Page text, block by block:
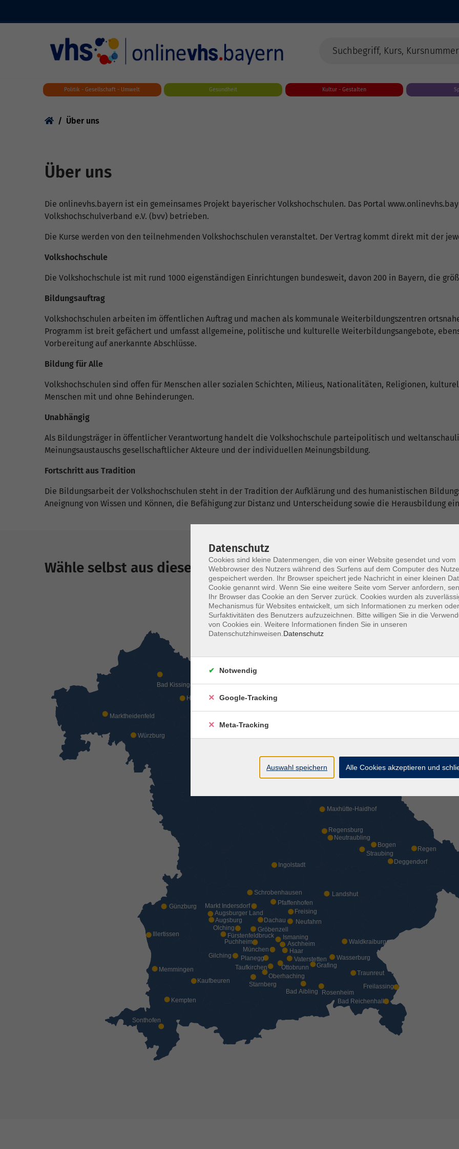
Skip to main content
Politik - Gesellschaft - Umwelt Gesundheit Kultur - Gestalten
You are here:
Über uns
Über uns
Die onlinevhs.bayern ist ein gemeinsames Projekt bayerischer Volkshochschulen. Das Portal
Volkshochschulverband e.V. (bvv) betrieben.
Die Kurse werden von den teilnehmenden Volkshochschulen veranstaltet. Der Vertrag kommt direkt mit der
Volkshochschule
Die Volkshochschule ist mit rund 1000 eigenständigen Einrichtungen bundesweit, davon 200 in Bayern, die
Bildungsauftrag
Volkshochschulen arbeiten im öffentlichen Auftrag und machen als kommunale Weiterbildungszentren
Programm ist breit gefächert und umfasst allgemeine, politische und kulturelle Weiterbildungsangebote,
Vorbereitung auf anerkannte Abschlüsse.
Bildung für Alle
Volkshochschulen sind offen für Menschen aller sozialen Schichten, Milieus, Nationalitäten, Religionen,
Menschen mit und ohne Behinderungen.
Unabhängig
Als Bildungsträger in öffentlicher Verantwortung handelt die Volkshochschule parteipolitisch und
Meinungsaustauschs gesellschaftlicher Akteure und der individuellen Meinungsbildung.
Fortschritt aus Tradition
Die Bildungsarbeit der Volkshochschulen steht in der Tradition der Aufklärung und des humanistischen
Aneignung von Wissen und Können, die Befähigung zur Distanz und Unterscheidung sowie die Herausbildung
Wähle selbst aus dieser Vielzahl von Standorten
Würzburg
Wasserburg
Waldkraiburg
Taufkirchen
Straubing
Schrobenhausen
Rosenheim
Regensburg
Regen
Puchheim
Planegg
Ottobrunn
Neutraubling
München
Memmingen
Maxhütte-Haidhof
Marktheidenfeld
Lauf a. d. Pegnitz
Landshut
Kempten
Kaufbeuren
Ismaning
Illertissen
Herzogenaurach
Haßfurt
Haar
Günzburg
Grafing
Freising
Freilassing
Deggendorf
Bogen
Bad Reichenhall
Augsburger Land
Augsburg
Aschheim
Bad Kissingen
Ingolstadt
Pfaffenhofen
Markt Indersdorf
Neufahrn
Dachau
Gröbenzell
Fürstenfeldbruck
Gilching Vaterstetten
Starnberg
Oberhaching
Sonthofen
Traunreut
Bad Aibling
Olching
Datenschutz
Cookies sind kleine Datenmengen, die von einer Website gesendet und vom
Webbrowser des Nutzers während des Surfens auf dem Computer des
gespeichert werden. Ihr Browser speichert jede Nachricht in einer kleinen
Cookie genannt wird. Wenn Sie eine weitere Seite vom Server anfordern,
Ihr Browser das Cookie an den Server zurück. Cookies wurden als
Mechanismus für Websites entwickelt, um sich Informationen zu merken
Surfaktivitäten des Benutzers aufzuzeichnen. Bitte willigen Sie in die
von Cookies ein. Weitere Informationen finden Sie in unseren
Datenschutzhinweisen. Datenschutz
Notwendig
Google-Tracking
Meta-Tracking
Auswahl speichern Alle Cookies akzeptieren und